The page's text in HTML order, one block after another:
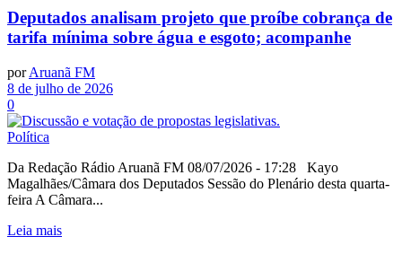
Deputados analisam projeto que proíbe cobrança de
tarifa mínima sobre água e esgoto; acompanhe
por Aruanã FM
8 de julho de 2026
0
Política
Da Redação Rádio Aruanã FM 08/07/2026 - 17:28 Kayo
Magalhães/Câmara dos Deputados Sessão do Plenário desta quarta-
feira A Câmara...
Leia mais